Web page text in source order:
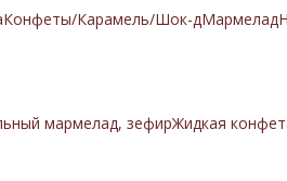
Конфеты/Карамель/Шок-дМармелад
мармелад, зефирЖидкая